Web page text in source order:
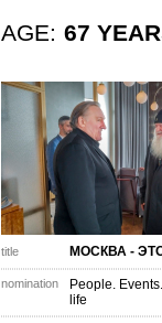
AGE: 67
title МОСКВА -
nomination
People.
life